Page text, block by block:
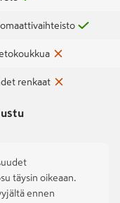
renkaat
täysin oikeaan.
ennen